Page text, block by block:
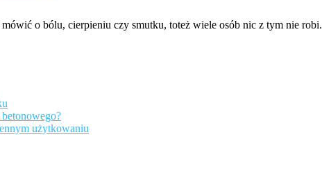
o bólu, cierpieniu czy smutku, toteż wiele osób nic z tym nie robi.
użytkowaniu